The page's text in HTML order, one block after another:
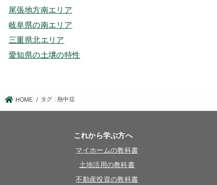
尾張地方南エリア
岐阜県の南エリア
三重県北エリア
愛知県の土壌の特性
HOME タグ : 熱中症
これから学ぶ方へ
マイホームの教科書
土地活用の教科書
不動産投資の教科書